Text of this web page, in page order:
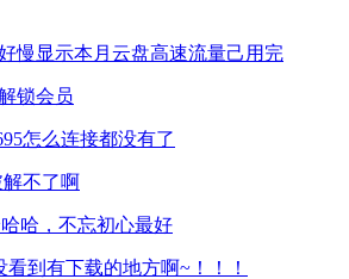
慢显示本月云盘高速流量己用完
锁会员
怎么连接都没有了
不了啊
哈，不忘初心最好
看到有下载的地方啊~！！！